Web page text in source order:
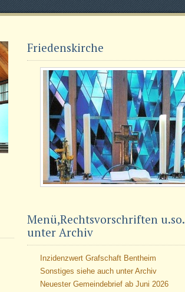
Friedenskirche
Menü,Rechtsvorschriften u.so.
unter Archiv
Inzidenzwert Grafschaft Bentheim
Sonstiges siehe auch unter Archiv
Neuester Gemeindebrief ab Juni 2026